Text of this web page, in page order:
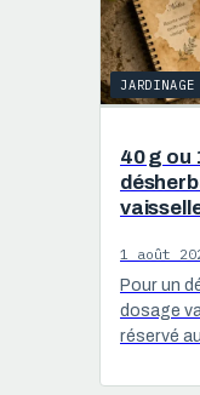
JARDINAGE
40 g ou
1 août
Pour un
dosage
réservé